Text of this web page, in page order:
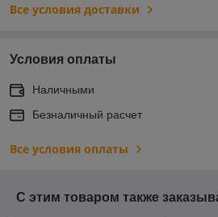
Все условия доставки
Условия оплаты
Наличными
Безналичный расчет
Все условия оплаты
С этим товаром также